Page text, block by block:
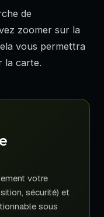
de
zoomer sur la
vous permettra
la carte.
votre
sécurité) et
sous